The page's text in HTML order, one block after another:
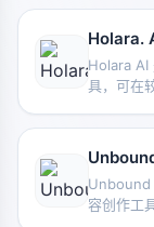
Holara.
Holara AI
具，可在
Unbound
容创作工